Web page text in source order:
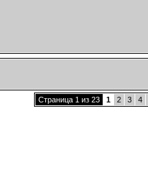
Страница 1 из 23 1 2 3 4